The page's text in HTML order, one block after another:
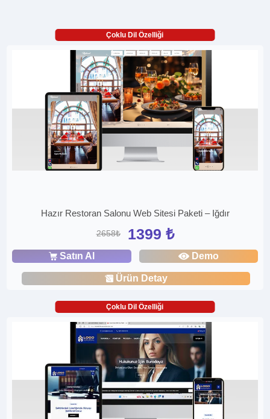
Çoklu Dil Özelliği
Hazır Restoran Salonu Web Sitesi Paketi – Iğdır
2658₺ 1399 ₺
Satın Al Demo
Ürün Detay
Çoklu Dil Özelliği